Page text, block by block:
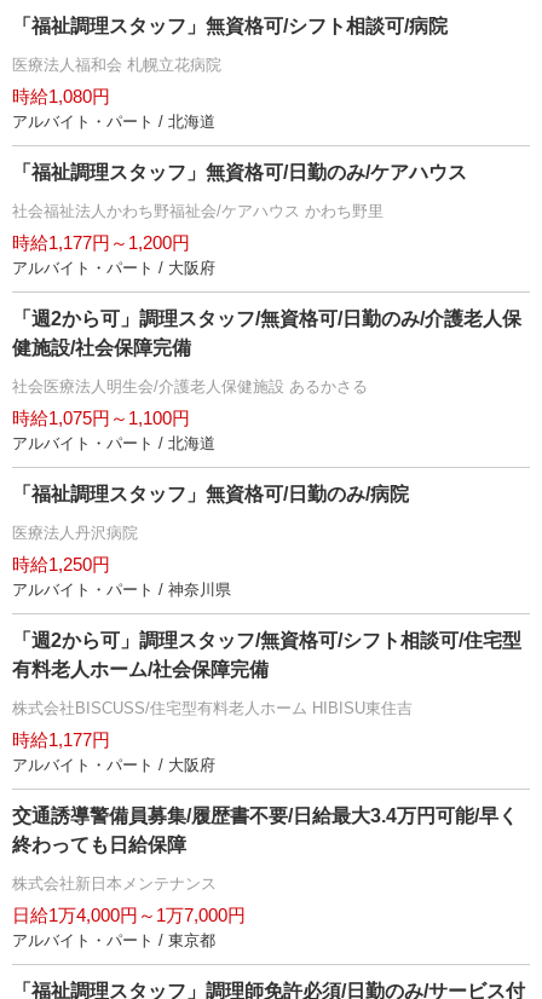
「福祉調理スタッフ」無資格可/シフト相談可/病院
医療法人福和会 札幌立花病院
時給1,080円
アルバイト・パート / 北海道
「福祉調理スタッフ」無資格可/日勤のみ/ケアハウス
社会福祉法人かわち野福祉会/ケアハウス かわち野里
時給1,177円～1,200円
アルバイト・パート / 大阪府
「週2から可」調理スタッフ/無資格可/日勤のみ/介護老人保
健施設/社会保障完備
社会医療法人明生会/介護老人保健施設 あるかさる
時給1,075円～1,100円
アルバイト・パート / 北海道
「福祉調理スタッフ」無資格可/日勤のみ/病院
医療法人丹沢病院
時給1,250円
アルバイト・パート / 神奈川県
「週2から可」調理スタッフ/無資格可/シフト相談可/住宅型
有料老人ホーム/社会保障完備
株式会社BISCUSS/住宅型有料老人ホーム HIBISU東住吉
時給1,177円
アルバイト・パート / 大阪府
交通誘導警備員募集/履歴書不要/日給最大3.4万円可能/早く
終わっても日給保障
株式会社新日本メンテナンス
日給1万4,000円～1万7,000円
アルバイト・パート / 東京都
「福祉調理スタッフ」調理師免許必須/日勤のみ/サービス付